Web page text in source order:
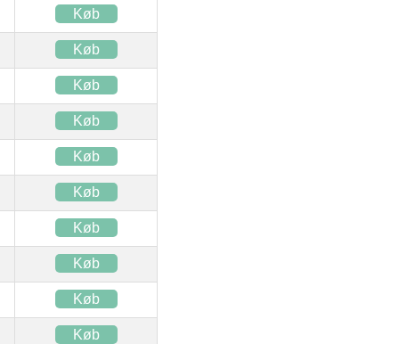
Køb
Køb
Køb
Køb
Køb
Køb
Køb
Køb
Køb
Køb